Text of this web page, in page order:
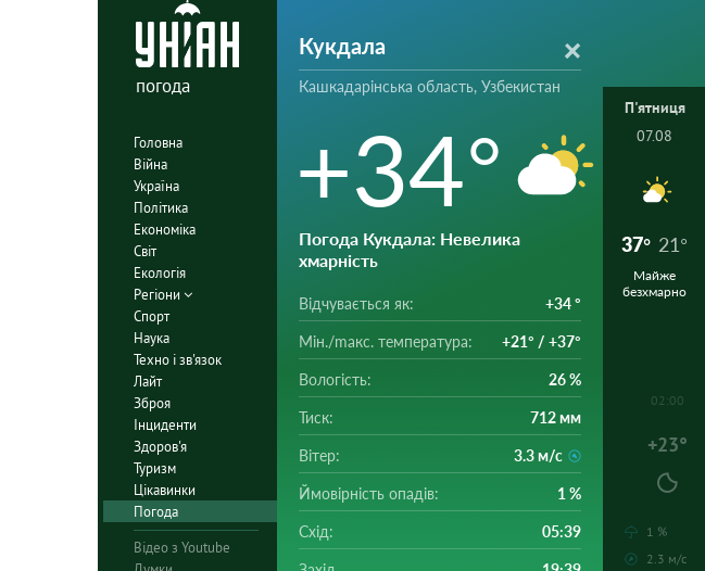
погода
Головна
Війна
Україна
Політика
Економіка
Світ
Екологія
Регіони
Спорт
Наука
Техно і зв'язок
Лайт
Зброя
Інциденти
Здоров'я
Туризм
Цікавинки
Погода
Відео з Youtube
Кукдала
Кашкадарінська область, Узбекистан
+34°
Погода Кукдала: Невелика
хмарність
Відчувається як: +34 °
Мін./mакс. температура: +21° / +37°
Вологість: 26 %
Тиск: 712 мм
Вітер: 3.3 м/с
Ймовірність опадів: 1 %
Схід: 05:39
П'ятниця
07.08
37° 21°
Майже
безхмарно
02:00
+23°
1 %
2.3 м/с